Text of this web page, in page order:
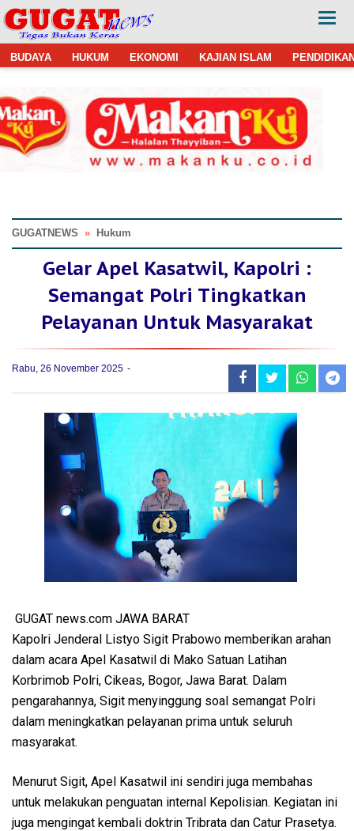
BUDAYA HUKUM EKONOMI KAJIAN ISLAM
GUGATNEWS » Hukum
Gelar Apel Kasatwil, Kapolri :
Semangat Polri Tingkatkan
Pelayanan Untuk Masyarakat
Rabu, 26 November 2025
GUGAT news.com JAWA BARAT
Kapolri Jenderal Listyo Sigit Prabowo memberikan arahan
dalam acara Apel Kasatwil di Mako Satuan Latihan
Korbrimob Polri, Cikeas, Bogor, Jawa Barat. Dalam
pengarahannya, Sigit menyinggung soal semangat Polri
dalam meningkatkan pelayanan prima untuk seluruh
masyarakat.
Menurut Sigit, Apel Kasatwil ini sendiri juga membahas
untuk melakukan penguatan internal Kepolisian. Kegiatan ini
juga mengingat kembali doktrin Tribrata dan Catur Prasetya.